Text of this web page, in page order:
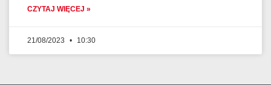
CZYTAJ WIĘCEJ »
21/08/2023 10:30